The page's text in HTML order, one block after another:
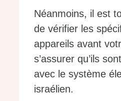
Néanmoins, il est
de vérifier les
appareils avant
s’assurer qu’ils
avec le système
israélien.